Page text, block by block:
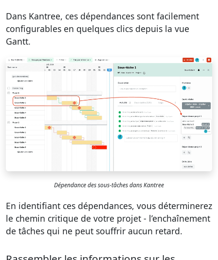
Dans Kantree, ces dépendances sont facilement
configurables en quelques clics depuis la vue
Gantt.
Dépendance des sous-tâches dans Kantree
En identifiant ces dépendances, vous déterminerez
le chemin critique de votre projet - l’enchaînement
de tâches qui ne peut souffrir aucun retard.